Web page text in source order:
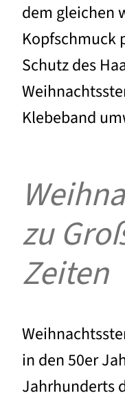
dem gleichen
Kopfschmuck
Schutz des
Klebeband
zu
Zeiten
in den 50er
Jahrhunderts